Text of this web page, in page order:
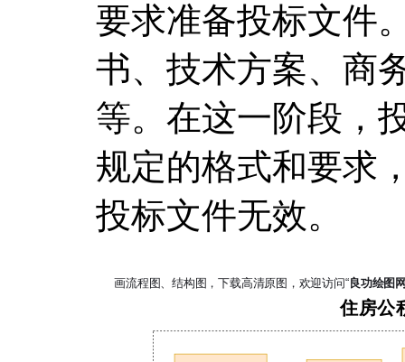
要求准备投标文件
书、技术方案、商
等。在这一阶段，
规定的格式和要求
投标文件无效。